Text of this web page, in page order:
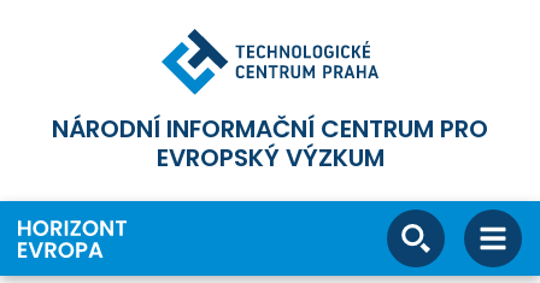
NÁRODNÍ INFORMAČNÍ CENTRUM PRO
EVROPSKÝ VÝZKUM